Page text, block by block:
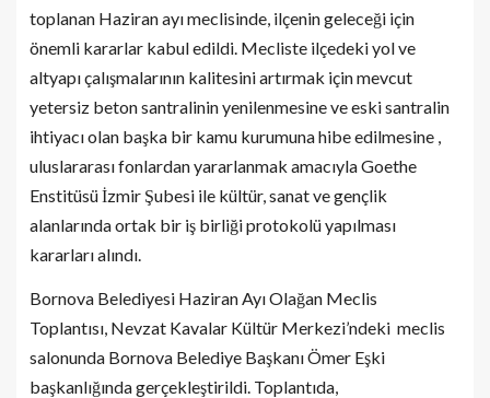
toplanan Haziran ayı meclisinde, ilçenin geleceği için
önemli kararlar kabul edildi. Mecliste ilçedeki yol ve
altyapı çalışmalarının kalitesini artırmak için mevcut
yetersiz beton santralinin yenilenmesine ve eski santralin
ihtiyacı olan başka bir kamu kurumuna hibe edilmesine ,
uluslararası fonlardan yararlanmak amacıyla Goethe
Enstitüsü İzmir Şubesi ile kültür, sanat ve gençlik
alanlarında ortak bir iş birliği protokolü yapılması
kararları alındı.
Bornova Belediyesi Haziran Ayı Olağan Meclis
Toplantısı, Nevzat Kavalar Kültür Merkezi’ndeki meclis
salonunda Bornova Belediye Başkanı Ömer Eşki
başkanlığında gerçekleştirildi. Toplantıda,